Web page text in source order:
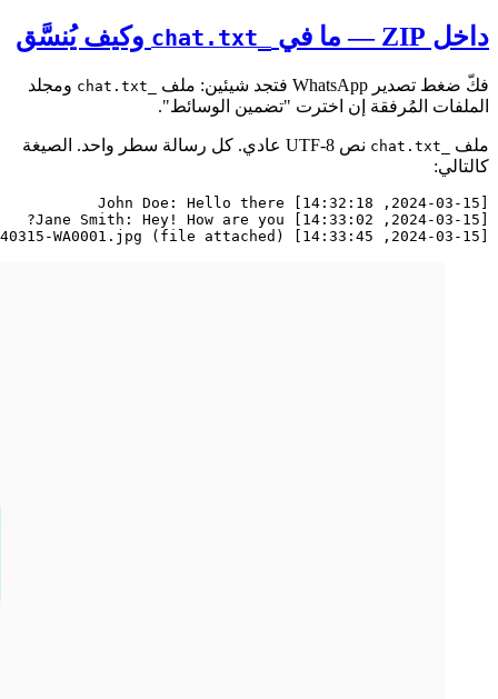
داخل ZIP — ما في وكيف يُنسَّق
فكّ ضغط تصدير WhatsApp فتجد شيئين: ملف
ومجلد
الملفات المُرفقة إن اخترت "تضمين الوسائط".
ملف
نص UTF-8 عادي. كل رسالة سطر واحد. الصيغة
كالتالي: